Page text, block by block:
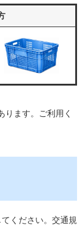
ります。ご利用く
ください。交通規